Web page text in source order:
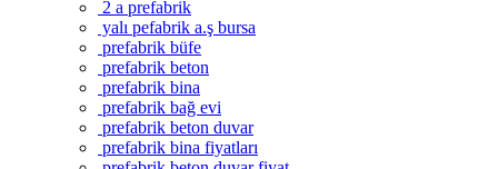
2 a prefabrik
yalı pefabrik a.ş bursa
prefabrik büfe
prefabrik beton
prefabrik bina
prefabrik bağ evi
prefabrik beton duvar
prefabrik bina fiyatları